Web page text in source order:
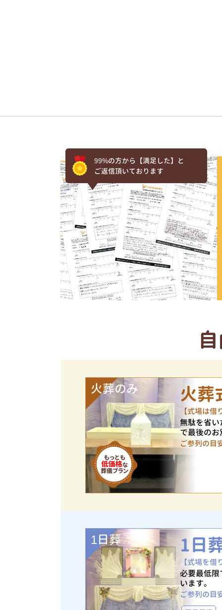
99%の方から【満足した】と
ご返信頂いております
火葬のみ 火葬
【式場は
無駄を省
で最後の
ご参列の目
1日葬 1日
【式場を
必要最低
います。
ご参列の目